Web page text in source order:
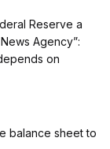
Reserve a
Agency”:
on
balance sheet to